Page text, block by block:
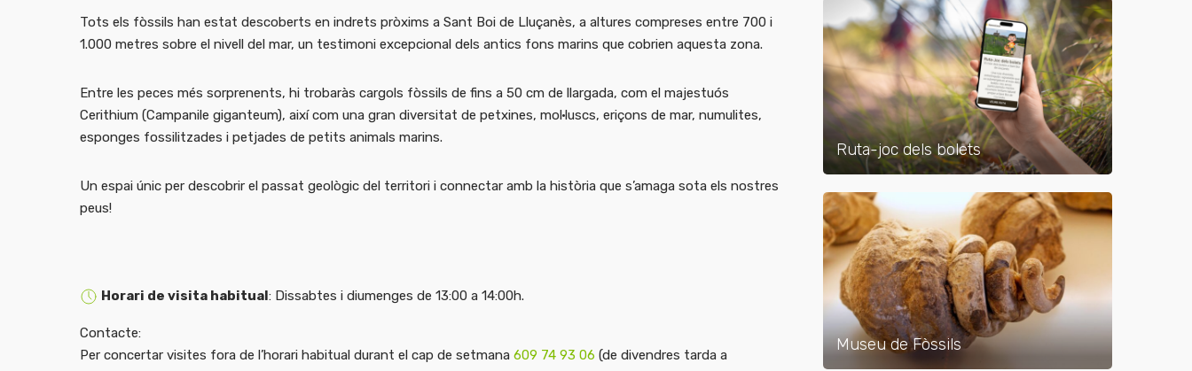
Tots els fòssils han estat descoberts en indrets pròxims a Sant Boi de Lluçanès, a altures compreses entre 700 i
1.000 metres sobre el nivell del mar, un testimoni excepcional dels antics fons marins que cobrien aquesta zona.
Entre les peces més sorprenents, hi trobaràs cargols fòssils de fins a 50 cm de llargada, com el majestuós
Cerithium (Campanile giganteum), així com una gran diversitat de petxines, mol·luscs, eriçons de mar, numulites,
esponges fossilitzades i petjades de petits animals marins.
Un espai únic per descobrir el passat geològic del territori i connectar amb la història que s’amaga sota els nostres
peus!
Horari de visita habitual: Dissabtes i diumenges de 13:00 a 14:00h.
Contacte:
Per concertar visites fora de l’horari habitual durant el cap de setmana 609 74 93 06 (de divendres tarda a
Ruta-joc dels bolets
Museu de Fòssils